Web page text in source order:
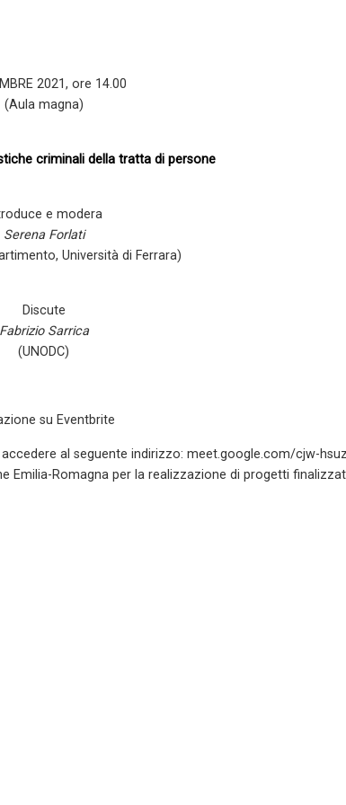
2021, ore 14.00
(Aula magna)
criminali della tratta di persone
e modera
Serena Forlati
Università di Ferrara)
Discute
Fabrizio Sarrica
(UNODC)
su Eventbrite
al seguente indirizzo: meet.google.com/cjw-
Emilia-Romagna per la realizzazione di progetti